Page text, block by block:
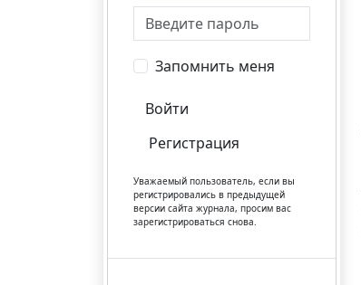
Запомнить меня
Войти
Регистрация
Уважаемый пользователь, если вы
регистрировались в предыдущей
версии сайта журнала, просим вас
зарегистрироваться снова.